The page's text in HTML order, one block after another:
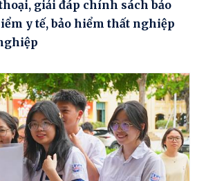
giải đáp chính sách bảo
y tế, bảo hiểm thất nghiệp